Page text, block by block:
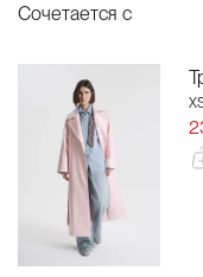
Сочетается с